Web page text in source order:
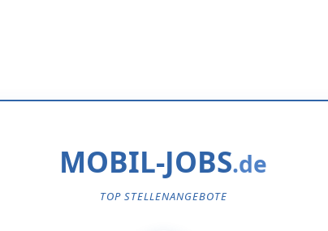
MOBIL-JOBS
TOP STELLENANGEBOTE